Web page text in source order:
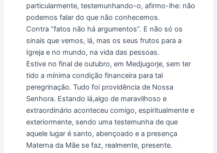
particularmente, testemunhando-o, afirmo-lhe: não
podemos falar do que não conhecemos.
Contra “fatos não há argumentos”. E não só os
sinais que vemos, lá, mas os seus frutos para a
Igreja e no mundo, na vida das pessoas.
Estive no final de outubro, em Medjugorje, sem ter
tido a mínima condição financeira para tal
peregrinação. Tudo foi providência de Nossa
Senhora. Estando lá,algo de maravilhoso e
extraordinário aconteceu comigo, espiritualmente e
exteriormente, sendo uma testemunha de que
aquele lugar é santo, abençoado e a presença
Materna da Mãe se faz, realmente, presente.